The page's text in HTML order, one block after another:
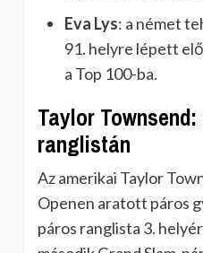
Eva Lys: a német
91. helyre lépett
a Top 100-ba.
Taylor
ranglistán
Az amerikai Taylor
Openen aratott páros
páros ranglista 3.